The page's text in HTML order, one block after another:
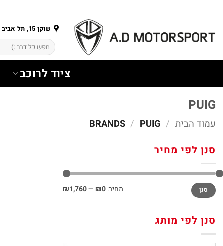
content
שוקן 15, תל אביב
חיפוש
עבור:
ציוד לרוכב
PUIG
עמוד הבית /
/ PUIG
סנן לפי מחיר
מחיר
מינימלי
מחיר
מקסימלי
סנן מחיר:₪0
—
₪1,760
סנן לפי מותג